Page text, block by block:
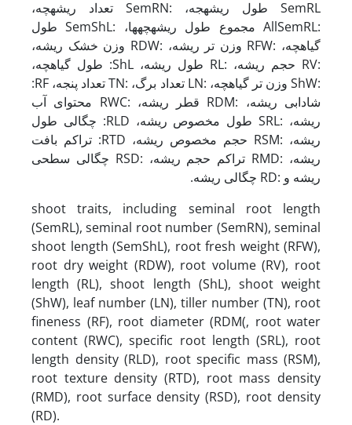
SemRL طول ریشه­جه، :SemRN تعداد ریشه­چه،
:AllSemRL مجموع طول ریشه­چه­ها، :SemShL طول
گیاهچه، :RFW وزن تر ریشه، :RDW وزن خشک ریشه،
:RV حجم ریشه، :RL طول ریشه، ShL: طول گیاهچه،
:ShW وزن تر گیاهچه، :LN تعداد برگ، :TN تعداد پنجه، RF:
شادابی ریشه، :RDM قطر ریشه، :RWC محتوای آب
ریشه، :SRL طول مخصوص ریشه، RLD: چگالی طول
ریشه، :RSM حجم مخصوص ریشه، RTD: تراکم بافت
ریشه، :RMD تراکم حجم ریشه، :RSD چگالی سطحی
ریشه و :RD چگالی ریشه.
shoot traits, including seminal root length
(SemRL), seminal root number (SemRN), seminal
shoot length (SemShL), root fresh weight (RFW),
root dry weight (RDW), root volume (RV), root
length (RL), shoot length (ShL), shoot weight
(ShW), leaf number (LN), tiller number (TN), root
fineness (RF), root diameter (RDM(, root water
content (RWC), specific root length (SRL), root
length density (RLD), root specific mass (RSM),
root texture density (RTD), root mass density
(RMD), root surface density (RSD), root density
(RD).